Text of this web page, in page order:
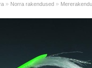
» Norra rakendused »